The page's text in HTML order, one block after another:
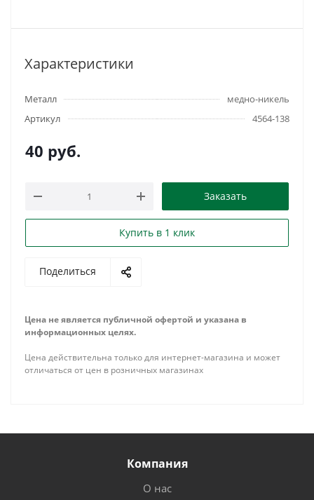
Характеристики
Металл
медно-никель
Артикул
4564-138
40 руб.
Заказать
Купить в 1 клик
Поделиться
Цена не является публичной офертой и указана в
информационных целях.
Цена действительна только для интернет-магазина и может
отличаться от цен в розничных магазинах
Компания
О нас